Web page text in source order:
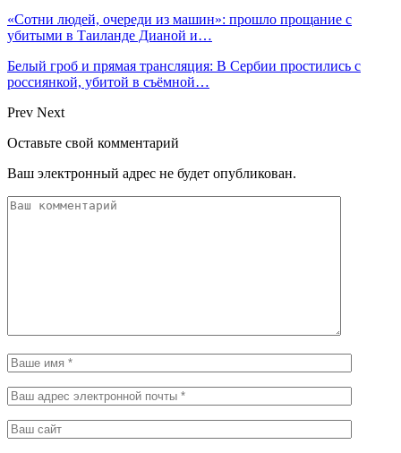
«Сотни людей, очереди из машин»: прошло прощание с
убитыми в Таиланде Дианой и…
Белый гроб и прямая трансляция: В Сербии простились с
россиянкой, убитой в съёмной…
Prev Next
Оставьте свой комментарий
Ваш электронный адрес не будет опубликован.